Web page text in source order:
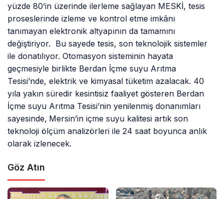
yüzde 80’in üzerinde ilerleme sağlayan MESKİ, tesis
proseslerinde izleme ve kontrol etme imkânı
tanımayan elektronik altyapının da tamamını
değiştiriyor. Bu sayede tesis, son teknolojik sistemler
ile donatılıyor. Otomasyon sisteminin hayata
geçmesiyle birlikte Berdan İçme suyu Arıtma
Tesisi’nde, elektrik ve kimyasal tüketim azalacak. 40
yıla yakın süredir kesintisiz faaliyet gösteren Berdan
İçme suyu Arıtma Tesisi’nin yenilenmiş donanımları
sayesinde, Mersin’in içme suyu kalitesi artık son
teknoloji ölçüm analizörleri ile 24 saat boyunca anlık
olarak izlenecek.
Göz Atın